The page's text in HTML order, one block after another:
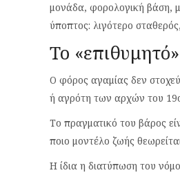
μονάδα, φορολογική βάση,
ύποπτος: λιγότερο
Το
Ο φόρος αγαμίας δεν
ή αγρότη των αρχών του
Το πραγματικό του βάρος
ποιο μοντέλο ζωής
Η ίδια η διατύπωση του